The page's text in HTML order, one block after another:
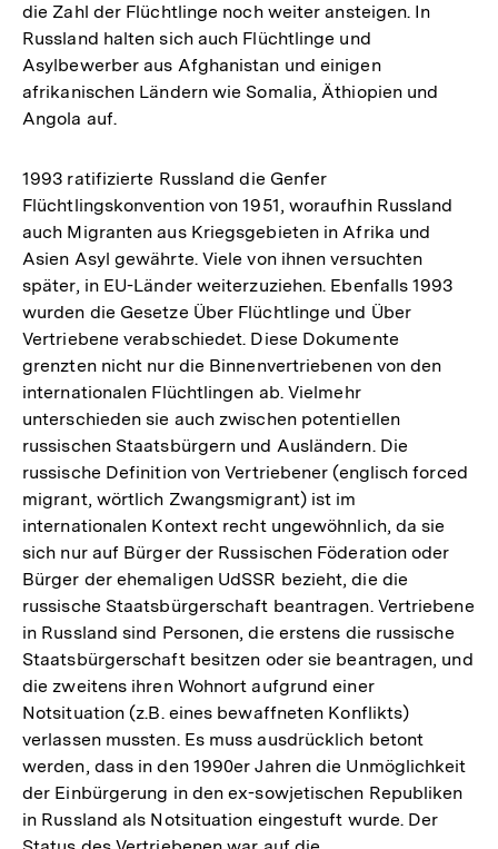
die Zahl der Flüchtlinge noch weiter ansteigen. In
Russland halten sich auch Flüchtlinge und
Asylbewerber aus Afghanistan und einigen
afrikanischen Ländern wie Somalia, Äthiopien und
Angola auf.
1993 ratifizierte Russland die Genfer
Flüchtlingskonvention von 1951, woraufhin Russland
auch Migranten aus Kriegsgebieten in Afrika und
Asien Asyl gewährte. Viele von ihnen versuchten
später, in EU-Länder weiterzuziehen. Ebenfalls 1993
wurden die Gesetze Über Flüchtlinge und Über
Vertriebene verabschiedet. Diese Dokumente
grenzten nicht nur die Binnenvertriebenen von den
internationalen Flüchtlingen ab. Vielmehr
unterschieden sie auch zwischen potentiellen
russischen Staatsbürgern und Ausländern. Die
russische Definition von Vertriebener (englisch forced
migrant, wörtlich Zwangsmigrant) ist im
internationalen Kontext recht ungewöhnlich, da sie
sich nur auf Bürger der Russischen Föderation oder
Bürger der ehemaligen UdSSR bezieht, die die
russische Staatsbürgerschaft beantragen. Vertriebene
in Russland sind Personen, die erstens die russische
Staatsbürgerschaft besitzen oder sie beantragen, und
die zweitens ihren Wohnort aufgrund einer
Notsituation (z.B. eines bewaffneten Konflikts)
verlassen mussten. Es muss ausdrücklich betont
werden, dass in den 1990er Jahren die Unmöglichkeit
der Einbürgerung in den ex-sowjetischen Republiken
in Russland als Notsituation eingestuft wurde. Der